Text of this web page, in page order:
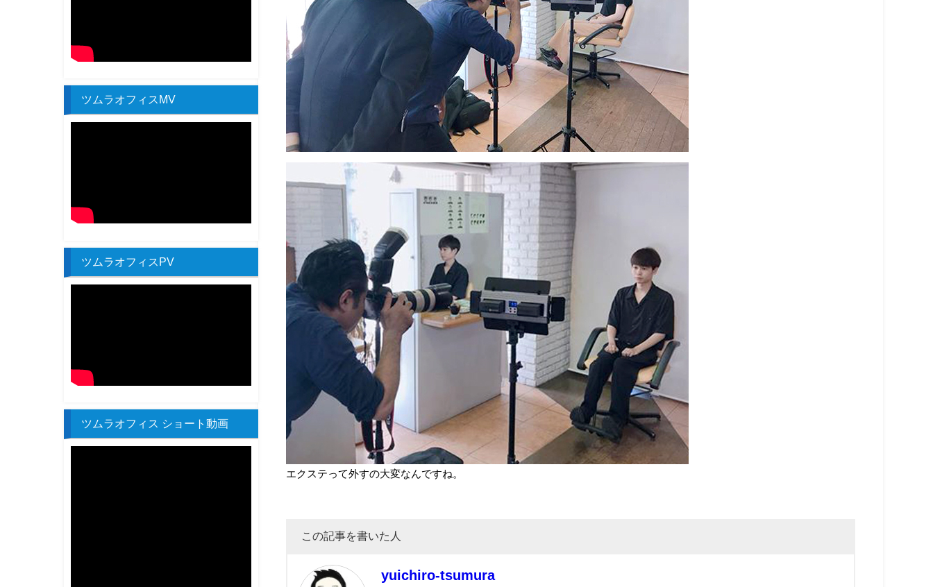
エクステって外すの大変なんですね。
この記事を書いた人
yuichiro-tsumura
ツムラオフィスMV
ツムラオフィスPV
ツムラオフィス ショート動画